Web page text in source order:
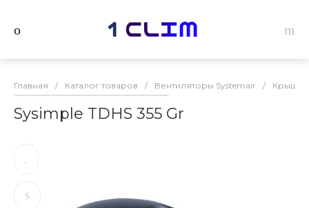
Главная / Каталог товаров / Вентиляторы Systemair /
Sysimple TDHS 355 Gr